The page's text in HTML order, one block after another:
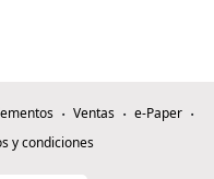
Ventas
e-Paper
y condiciones